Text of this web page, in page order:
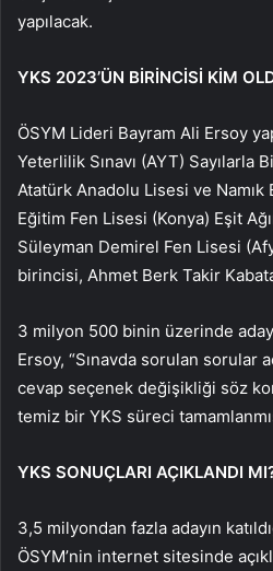
yapılacak.
YKS 2023’ÜN BİRİNCİSİ KİM
ÖSYM Lideri Bayram Ali Ersoy
Yeterlilik Sınavı (AYT) Sayılarla
Atatürk Anadolu Lisesi ve
Eğitim Fen Lisesi (Konya) Eşit
Süleyman Demirel Fen Lisesi
birincisi, Ahmet Berk Takir
3 milyon 500 binin üzerinde
Ersoy, “Sınavda sorulan sorular
cevap seçenek değişikliği söz
temiz bir YKS süreci
YKS SONUÇLARI AÇIKLANDI
3,5 milyondan fazla adayın
ÖSYM’nin internet sitesinde